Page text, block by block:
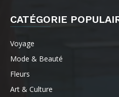
CATÉGORIE
Voyage
Mode & Beauté
Fleurs
Art & Culture